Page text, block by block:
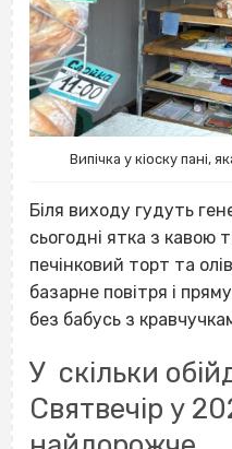
Випічка у кіоску пані,
Біля виходу гудуть
сьогодні ятка з кавою
печінковий торт та
базарне повітря і
без бабусь з
У скільки
Святвечір у